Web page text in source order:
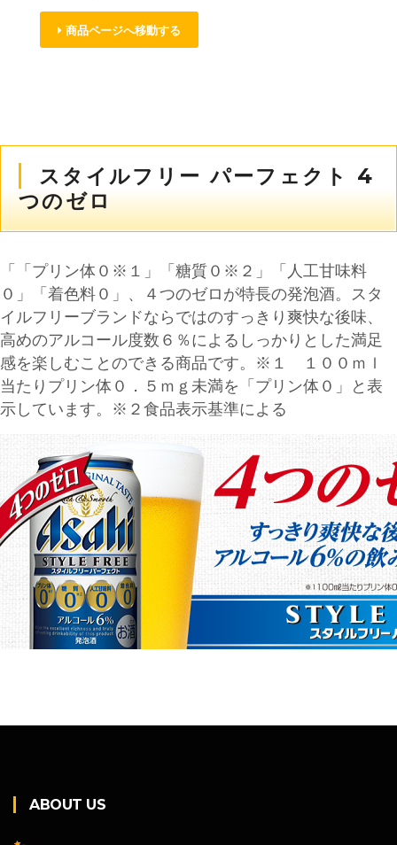
商品ページへ移動する
スタイルフリー パーフェクト 4
つのゼロ
「「プリン体０※１」「糖質０※２」「人工甘味料
０」「着色料０」、４つのゼロが特長の発泡酒。スタ
イルフリーブランドならではのすっきり爽快な後味、
高めのアルコール度数６％によるしっかりとした満足
感を楽しむことのできる商品です。※１ １００ｍｌ
当たりプリン体０．５ｍｇ未満を「プリン体０」と表
示しています。※２食品表示基準による
ABOUT US